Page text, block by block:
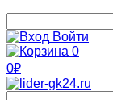
Войти
0
0₽